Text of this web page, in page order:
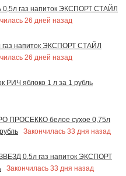
газ напиток ЭКСПОРТ СТАЙЛ
26 дней назад
напиток ЭКСПОРТ СТАЙЛ
26 дней назад
яблоко 1 л за 1 рубль
ПРОСЕККО белое сухое 0,75л
Закончилась 33 дня назад
0,5л газ напиток ЭКСПОРТ
Закончилась 33 дня назад